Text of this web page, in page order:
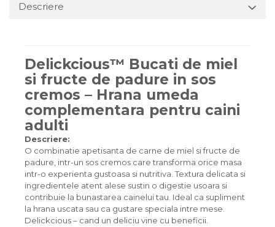
Descriere
Delickcious™ Bucati de miel
si fructe de padure in sos
cremos – Hrana umeda
complementara pentru caini
adulti
Descriere:
O combinatie apetisanta de carne de miel si fructe de
padure, intr-un sos cremos care transforma orice masa
intr-o experienta gustoasa si nutritiva. Textura delicata si
ingredientele atent alese sustin o digestie usoara si
contribuie la bunastarea cainelui tau. Ideal ca supliment
la hrana uscata sau ca gustare speciala intre mese.
Delickcious – cand un deliciu vine cu beneficii.